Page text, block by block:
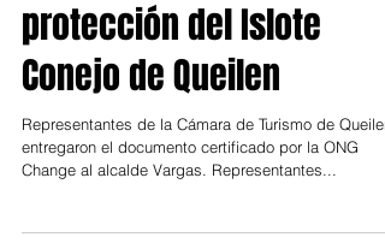
firmas para solicitar
protección del Islote
Conejo de Queilen
Representantes de la Cámara de Turismo de Queilen